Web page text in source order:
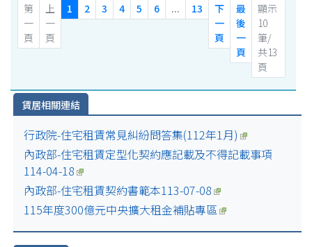
第
一
頁
上
一
頁
1 2 3 4 5 6 ... 13
下
一
頁
最
後
一
頁
顯示
10
筆/
共13
頁
賃居相關連結
行政院-住宅租賃常見糾紛問答集(112年1月)
內政部-住宅租賃定型化契約應記載及不得記載事項
114-04-18
內政部-住宅租賃契約書範本113-07-08
115年度300億元中央擴大租金補貼專區